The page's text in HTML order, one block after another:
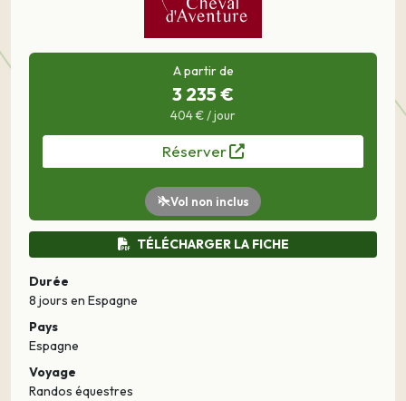
A partir de
3 235 €
404 € / jour
Réserver
Vol non inclus
TÉLÉCHARGER LA FICHE
Durée
8 jours en Espagne
Pays
Espagne
Voyage
Randos équestres